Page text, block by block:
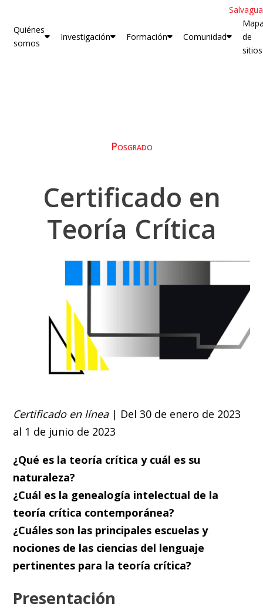
Quiénes
somos
Investigación Formación Comunidad
de
sitios
Posgrado
Certificado en
Teoría Crítica
Certificado en línea| Del 30 de enero de 2023
al 1 de junio de 2023
¿Qué es la teoría crítica y cuál es su
naturaleza?
¿Cuál es la genealogía intelectual de la
teoría crítica contemporánea?
¿Cuáles son las principales escuelas y
nociones de las ciencias del lenguaje
pertinentes para la teoría crítica?
Presentación